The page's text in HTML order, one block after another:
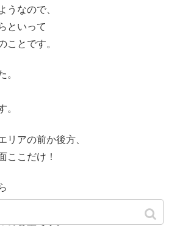
うなので、
といって
ことです。
。
。
リアの前か後方、
ここだけ！
ター
の客室です。